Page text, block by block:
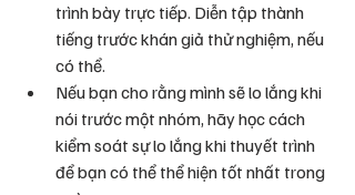
trình bày trực tiếp. Diễn tập thành
tiếng trước khán giả thử nghiệm, nếu
có thể.
Nếu bạn cho rằng mình sẽ lo lắng khi
nói trước một nhóm, hãy học cách
kiểm soát sự lo lắng khi thuyết trình
để bạn có thể thể hiện tốt nhất trong